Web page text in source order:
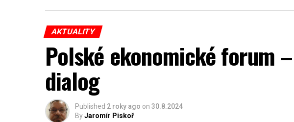
AKTUALITY
Polské ekonomické forum
dialog
Published 2 roky ago on 30.8.2024
ByJaromír Piskoř